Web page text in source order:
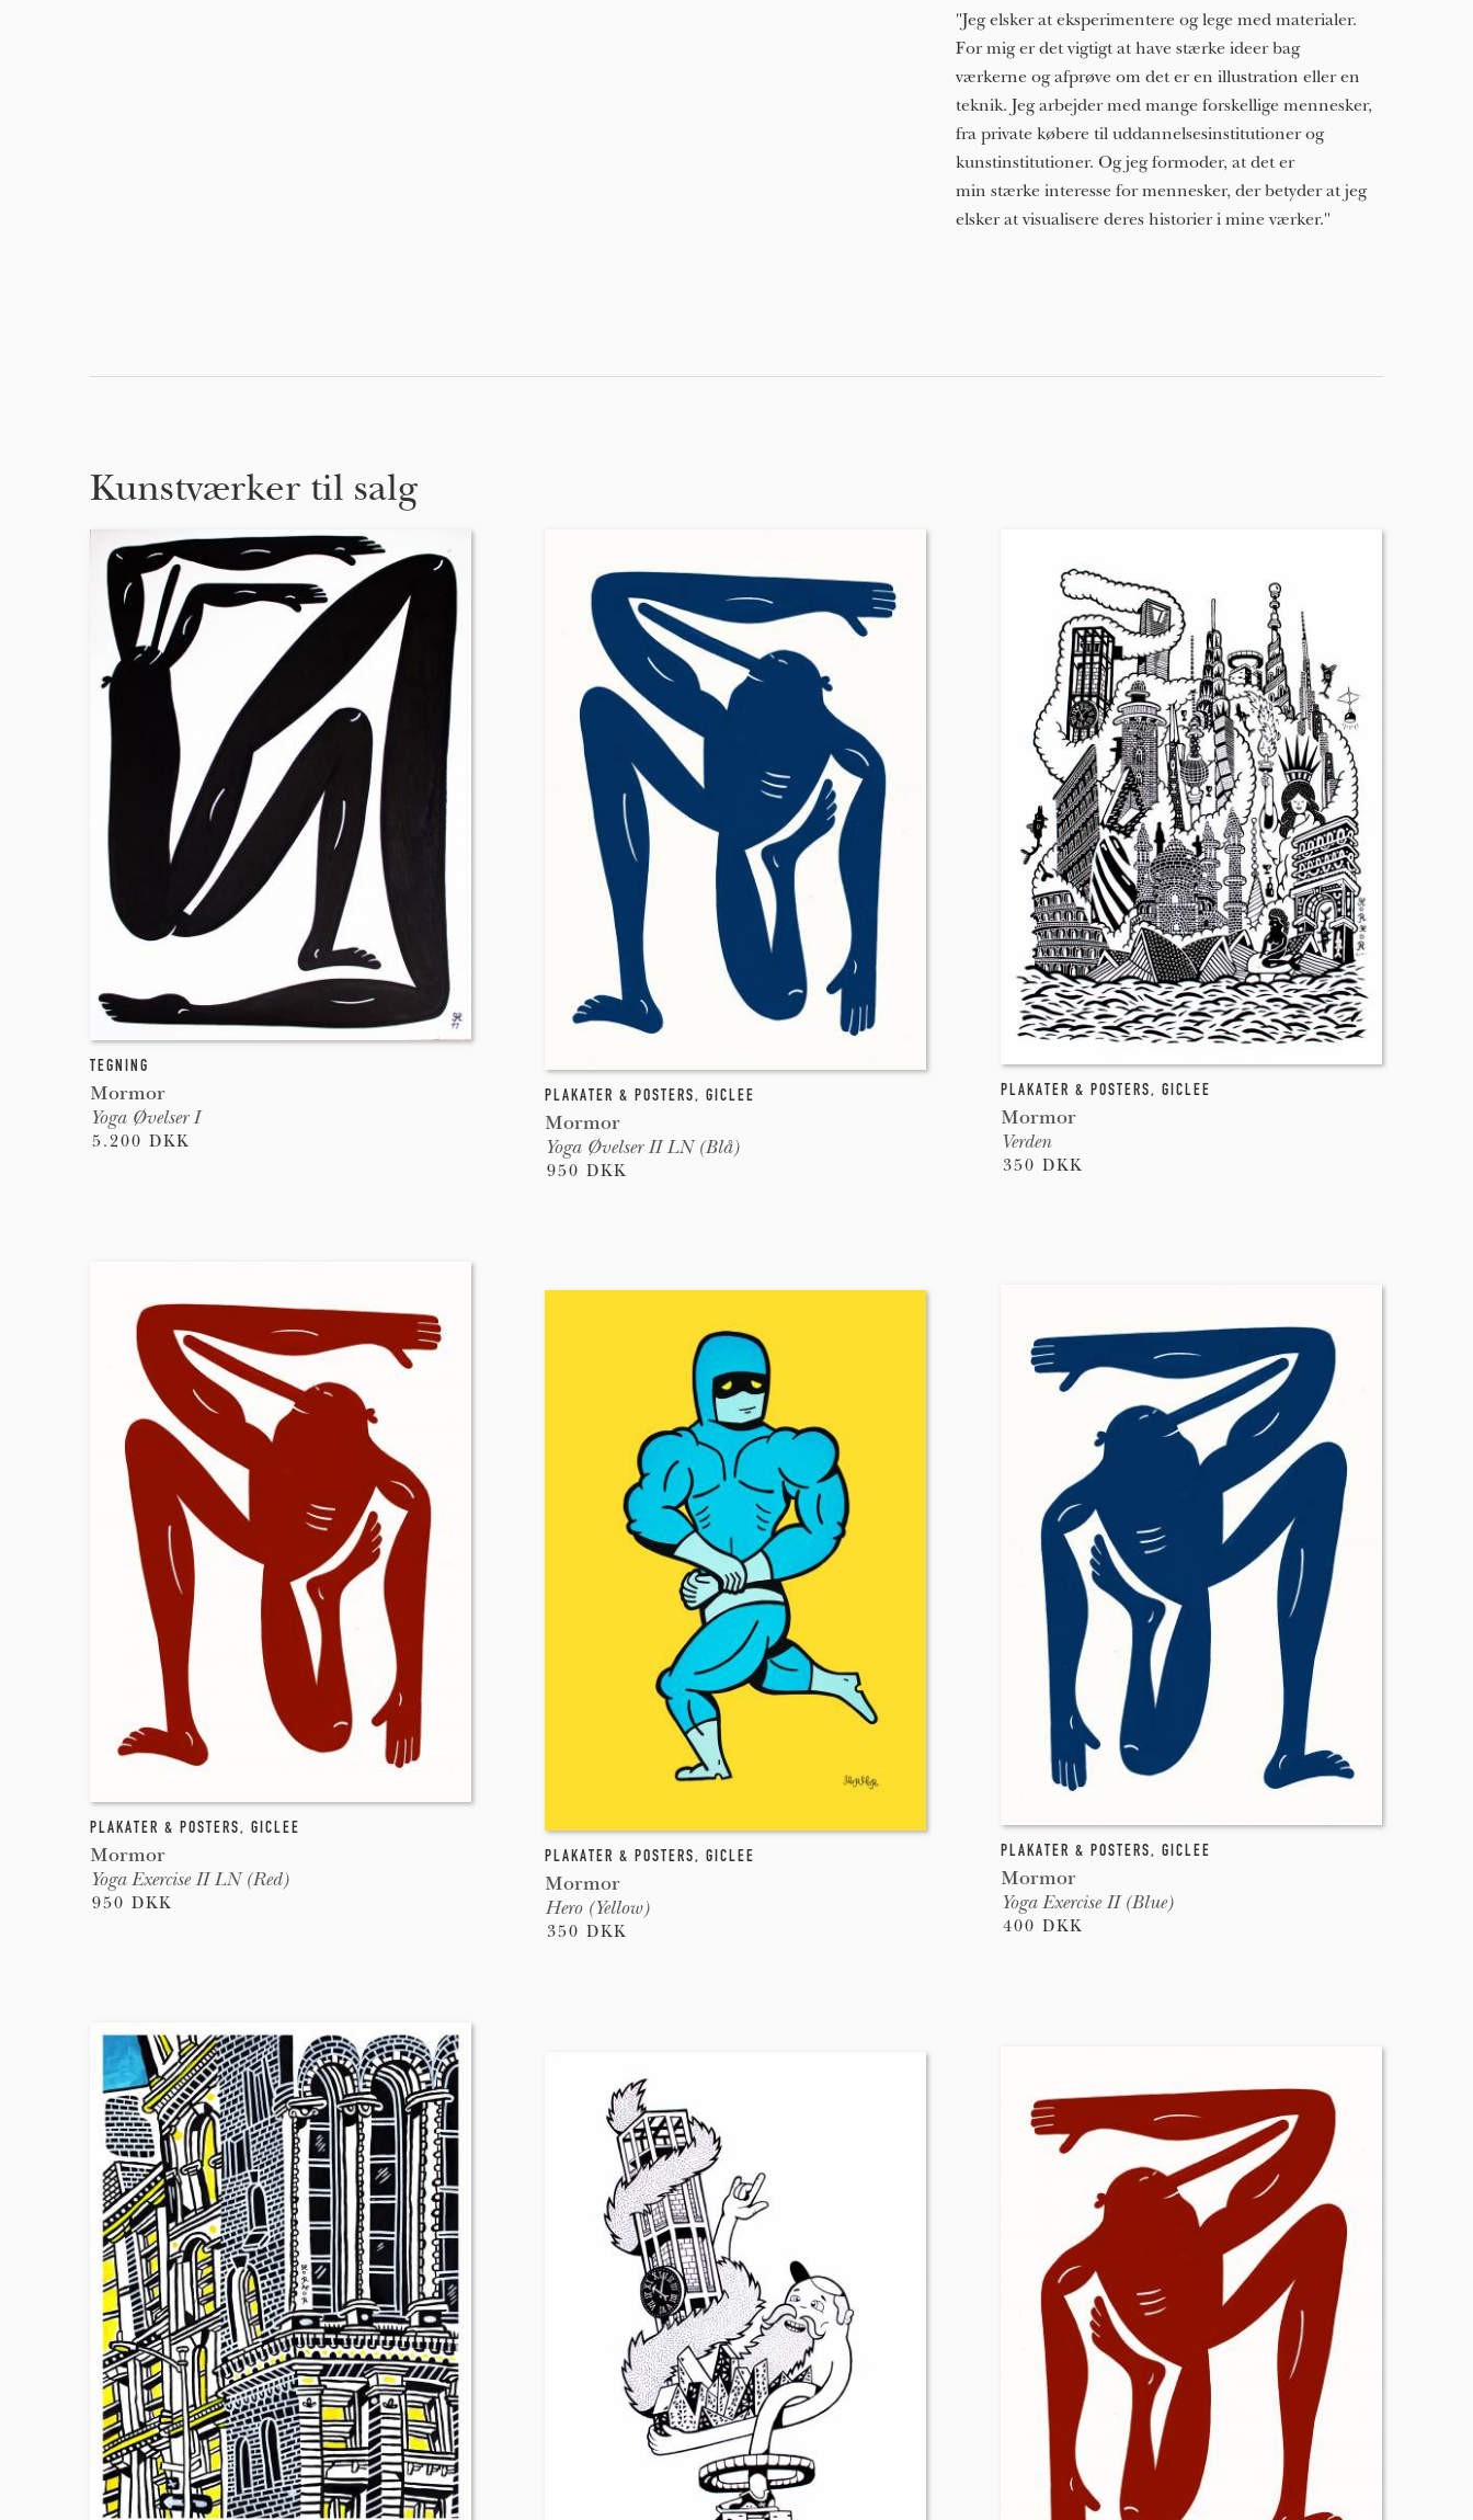
"Jeg elsker at eksperimentere og lege med materialer.
For mig er det vigtigt at have stærke ideer bag
værkerne og afprøve om det er en illustration eller en
teknik. Jeg arbejder med mange forskellige mennesker,
fra private købere til uddannelsesinstitutioner og
kunstinstitutioner. Og jeg formoder, at det er
min stærke interesse for mennesker, der betyder at jeg
elsker at visualisere deres historier i mine værker."
Kunstværker til salg
TEGNING
Mormor
Yoga Øvelser I
5.200 DKK
PLAKATER & POSTERS, GICLEE
Mormor
Yoga Øvelser II LN (Blå)
950 DKK
PLAKATER & POSTERS, GICLEE
Mormor
Verden
350 DKK
PLAKATER & POSTERS, GICLEE
Mormor
Yoga Exercise II LN (Red)
950 DKK
PLAKATER & POSTERS, GICLEE
Mormor
Yoga Exercise II (Blue)
400 DKK
PLAKATER & POSTERS, GICLEE
Mormor
Hero (Yellow)
350 DKK